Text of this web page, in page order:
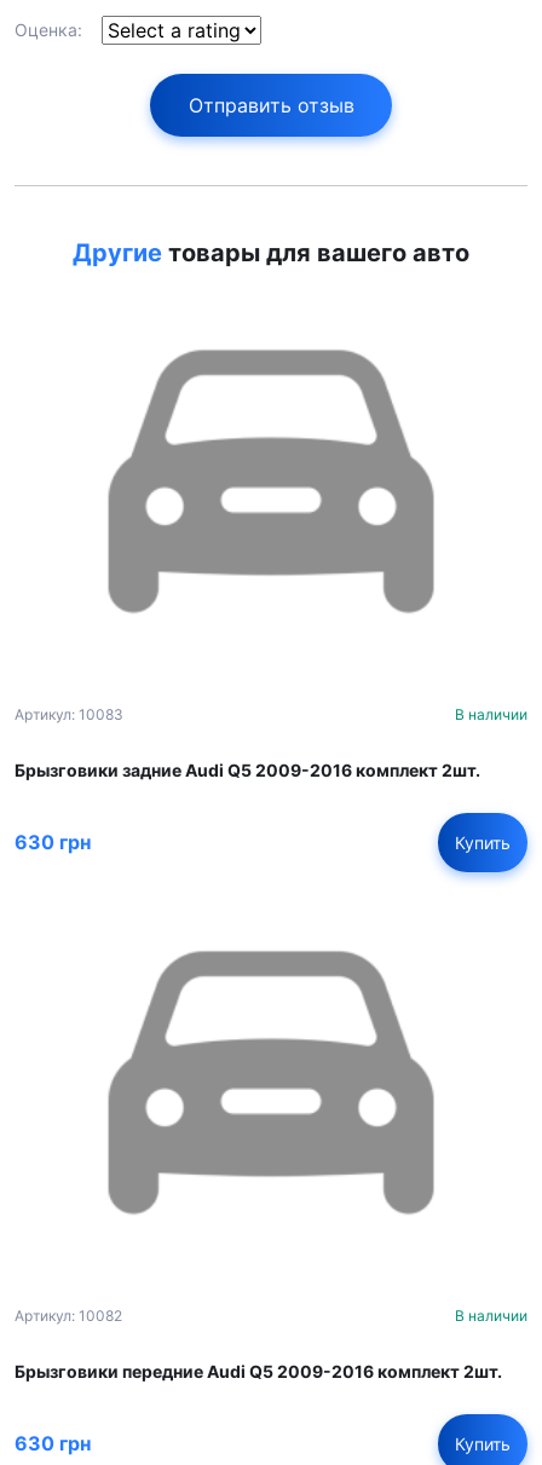
Оценка:
Отправить отзыв
Другие товары для вашего авто
Артикул: 10083 В наличии
Брызговики задние Audi Q5 2009-2016 комплект 2шт.
630 грн Купить
Артикул: 10082 В наличии
Брызговики передние Audi Q5 2009-2016 комплект 2шт.
630 грн Купить